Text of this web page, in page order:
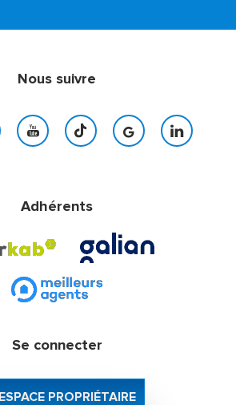
Nous suivre
Adhérents
Se connecter
ESPACE PROPRIÉTAIRE